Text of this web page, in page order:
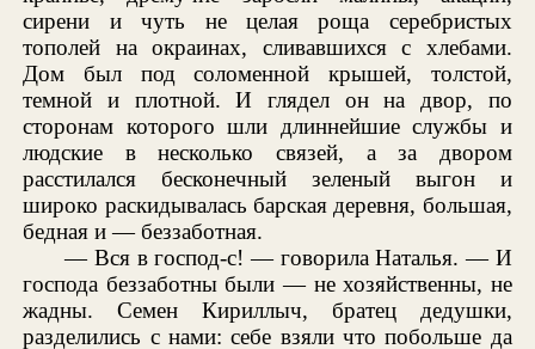
сирени и чуть не целая роща серебристых
тополей на окраинах, сливавшихся с хлебами.
Дом был под соломенной крышей, толстой,
темной и плотной. И глядел он на двор, по
сторонам которого шли длиннейшие службы и
людские в несколько связей, а за двором
расстилался бесконечный зеленый выгон и
широко раскидывалась барская деревня, большая,
бедная и — беззаботная.
— Вся в господ-с! — говорила Наталья. — И
господа беззаботны были — не хозяйственны, не
жадны. Семен Кириллыч, братец дедушки,
разделились с нами: себе взяли что побольше да